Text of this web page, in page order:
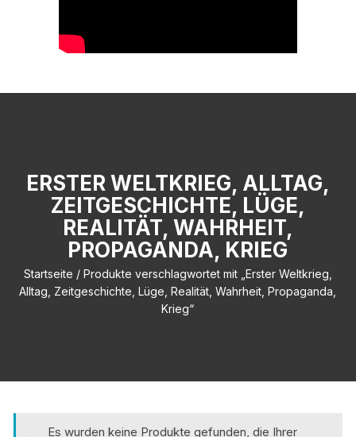
ERSTER WELTKRIEG, ALLTAG,
ZEITGESCHICHTE, LÜGE,
REALITÄT, WAHRHEIT,
PROPAGANDA, KRIEG
Startseite / Produkte verschlagwortet mit „Erster Weltkrieg,
Alltag, Zeitgeschichte, Lüge, Realität, Wahrheit, Propaganda,
Krieg“
Es wurden keine Produkte gefunden, die Ihrer